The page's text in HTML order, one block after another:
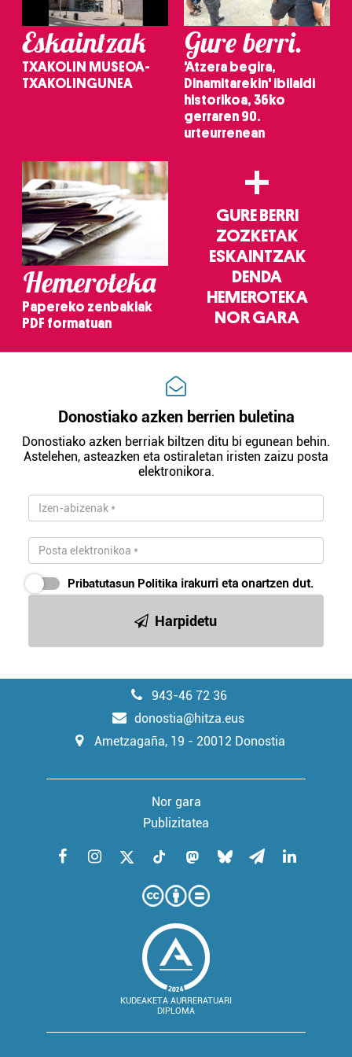
Eskaintzak
TXAKOLIN MUSEOA-
TXAKOLINGUNEA
Gure berri.
'Atzera begira,
Dinamitarekin' ibilaldi
historikoa, 36ko
gerraren 90.
urteurrenean
Hemeroteka
Papereko zenbakiak
PDF formatuan
+
GURE BERRI
ZOZKETAK
ESKAINTZAK
DENDA
HEMEROTEKA
NOR GARA
Donostiako azken berrien buletina
Donostiako azken berriak biltzen ditu bi egunean behin.
Astelehen, asteazken eta ostiraletan iristen zaizu posta
elektronikora.
Pribatutasun Politika irakurri eta onartzen dut.
Harpidetu
943-46 72 36
donostia@hitza.eus
Ametzagaña, 19 - 20012 Donostia
Nor gara
Publizitatea
KUDEAKETA AURRERATUARI
DIPLOMA